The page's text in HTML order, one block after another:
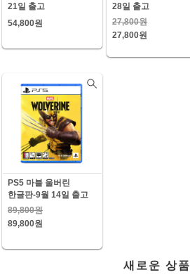
21일 출고
54,800원
28일 출고
27,800원
27,800원
PS5 마블 울버린
한글판-9월 14일 출고
89,800원
89,800원
새로운 상품